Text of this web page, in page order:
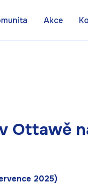
Akce
Ottawě
2025)